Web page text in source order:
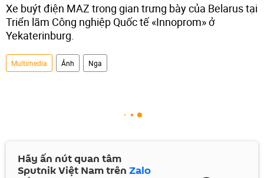
Xe buýt điện MAZ trong gian trưng bày của Belarus tại
Triển lãm Công nghiệp Quốc tế «Innoprom» ở
Yekaterinburg.
Multimedia Ảnh Nga
Hãy ấn nút quan tâm
Sputnik Việt Nam trên Zalo